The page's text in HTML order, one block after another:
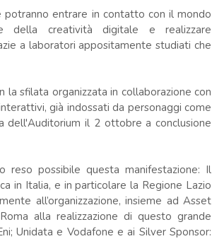
potranno entrare in contatto con il mondo
della creatività digitale e realizzare
a laboratori appositamente studiati che
sfilata organizzata in collaborazione con
già indossati da personaggi come
dell'Auditorium il 2 ottobre a conclusione
possibile questa manifestazione: Il
in Italia, e in particolare la Regione Lazio
all’organizzazione, insieme ad Asset
alla realizzazione di questo grande
Unidata e Vodafone e ai Silver Sponsor: